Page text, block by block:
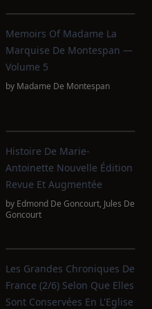
Memoirs Of Madame La
Marquise De Montespan —
Volume 5
by Madame De Montespan
Histoire De Marie-
Antoinette Nouvelle Édition
Revue Et Augmentée
by Edmond De Goncourt, Jules De
Goncourt
Les Grandes Chroniques De
France (2/6) Selon Que Elles
Sont Conservées En L'Eglise